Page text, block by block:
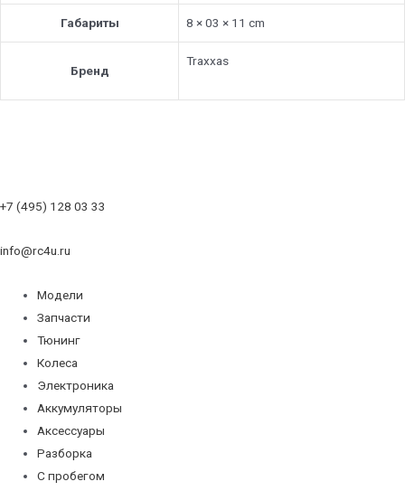
Габариты 8 × 03 × 11 cm
Бренд
Traxxas
+7 (495) 128 03 33
info@rc4u.ru
Модели
Запчасти
Тюнинг
Колеса
Электроника
Аккумуляторы
Аксессуары
Разборка
С пробегом